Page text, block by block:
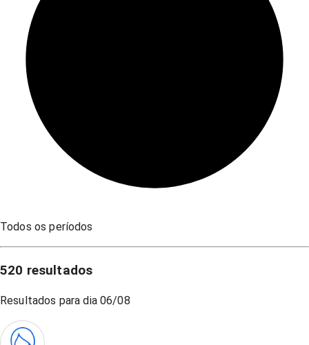
Todos os períodos
520 resultados
Resultados para dia06/08